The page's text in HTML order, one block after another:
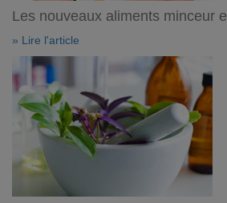
Les nouveaux aliments minceur
» Lire l'article